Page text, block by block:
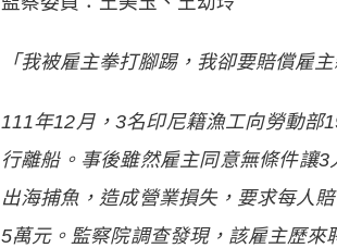
「我被雇主拳打腳踢，我卻要賠償雇
111年12月，3名印尼籍漁工向勞動部
行離船。事後雖然雇主同意無條件讓
出海捕魚，造成營業損失，要求每人
5萬元。監察院調查發現，該雇主歷來